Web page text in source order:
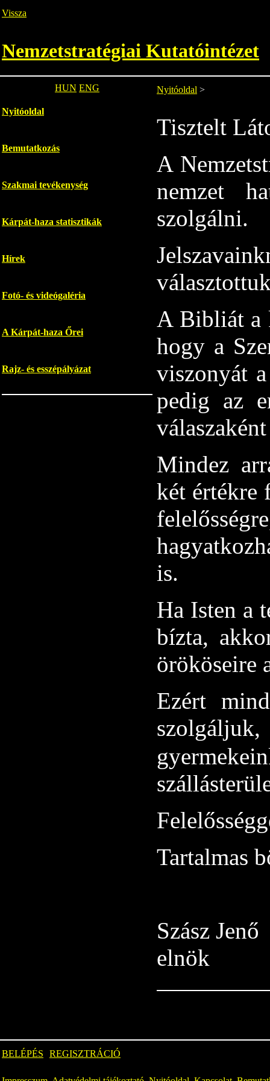
Vissza
Nemzetstratégiai Kutatóintézet
HUN ENG
Nyitóoldal
Bemutatkozás
Szakmai tevékenység
Kárpát-haza statisztikák
Hírek
Fotó- és videógaléria
A Kárpát-haza Őrei
Rajz- és esszépályázat
Nyitóoldal >
Tisztelt
A
nemzet
szolgálni.
A Bibliát a
hogy a
viszonyát
pedig az
Mindez
két értékre
is.
Ha Isten a
bízta,
örököseire
Ezért
Tartalmas
Szász Jenő
elnök
BELÉPÉS REGISZTRÁCIÓ